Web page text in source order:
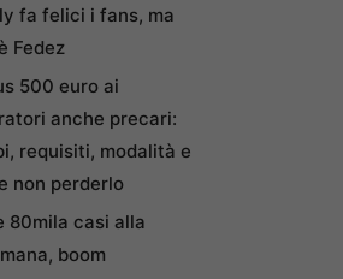
fa felici i fans, ma
Fedez
500 euro ai
anche precari:
requisiti, modalità e
non perderlo
80mila casi alla
boom